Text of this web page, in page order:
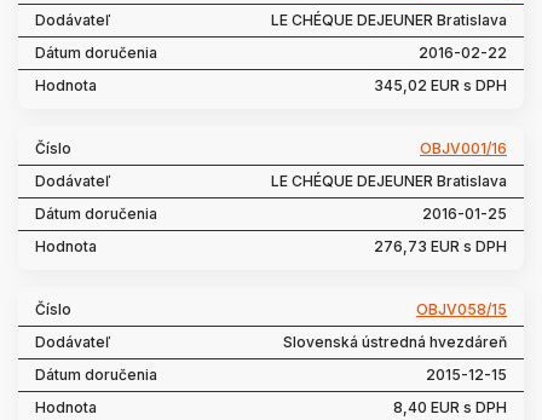
LE CHÉQUE DEJEUNER Bratislava
2016-02-22
345,02 EUR s DPH
OBJV001/16
LE CHÉQUE DEJEUNER Bratislava
2016-01-25
276,73 EUR s DPH
OBJV058/15
Slovenská ústredná hvezdáreň
2015-12-15
8,40 EUR s DPH